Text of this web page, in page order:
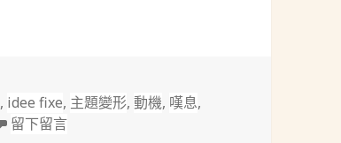
, idee fixe, 主題變形, 動機, 嘆息,
留下留言在 固定樂思(idée fixe)｜白遼士(Berlioz,